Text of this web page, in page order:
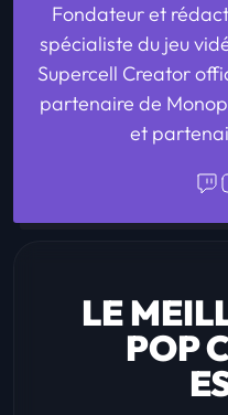
Fondateur et
spécialiste du jeu
Supercell Creator
partenaire de
et
LE
POP